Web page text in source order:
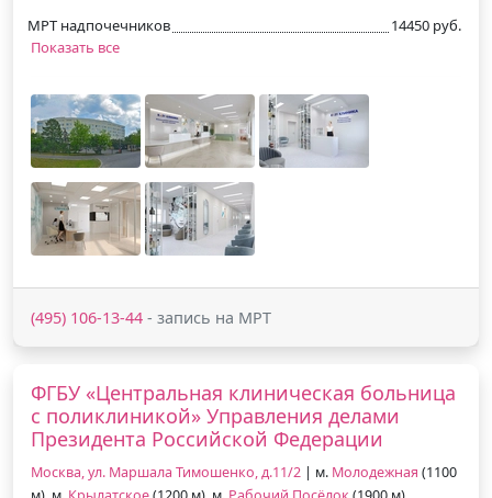
МРТ надпочечников
14450 руб.
Показать все
(495) 106-13-44 - запись на МРТ
ФГБУ «Центральная клиническая больница
с поликлиникой» Управления делами
Президента Российской Федерации
Москва, ул. Маршала Тимошенко, д.11/2 | м. Молодежная (1100